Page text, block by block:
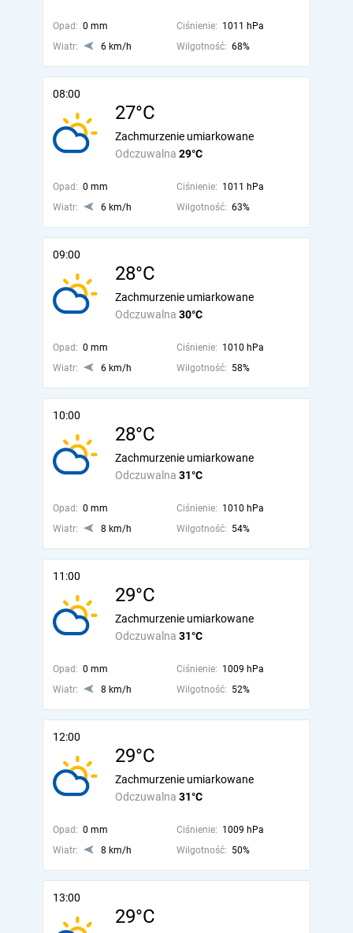
Opad: 0 mm Ciśnienie: 1011 hPa
Wiatr:
6 km/h Wilgotność: 68%
08:00
27°C
Odczuwalna 29°C
Zachmurzenie umiarkowane
Opad: 0 mm Ciśnienie: 1011 hPa
Wiatr:
6 km/h Wilgotność: 63%
09:00
28°C
Odczuwalna 30°C
Zachmurzenie umiarkowane
Opad: 0 mm Ciśnienie: 1010 hPa
Wiatr:
6 km/h Wilgotność: 58%
10:00
28°C
Odczuwalna 31°C
Zachmurzenie umiarkowane
Opad: 0 mm Ciśnienie: 1010 hPa
Wiatr:
8 km/h Wilgotność: 54%
11:00
29°C
Odczuwalna 31°C
Zachmurzenie umiarkowane
Opad: 0 mm Ciśnienie: 1009 hPa
Wiatr:
8 km/h Wilgotność: 52%
12:00
29°C
Odczuwalna 31°C
Zachmurzenie umiarkowane
Opad: 0 mm Ciśnienie: 1009 hPa
Wiatr:
8 km/h Wilgotność: 50%
13:00
29°C